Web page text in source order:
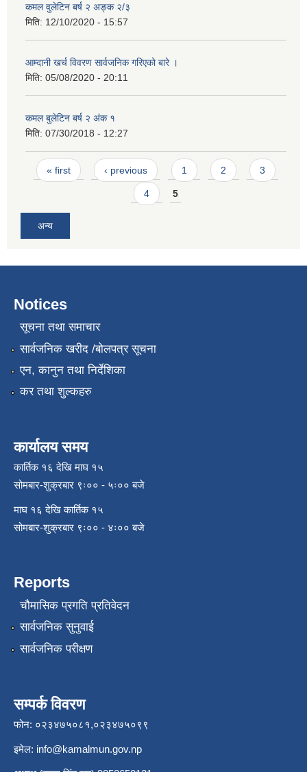
कमल वुलेटिन बर्ष २ अङ्क २/३
मिति: 12/10/2020 - 15:57
आम्दानी खर्च विवरण सार्वजनिक गरिएको बारे ।
मिति: 05/08/2020 - 20:11
कमल बुलेटिन बर्ष २ अंक १
मिति: 07/30/2018 - 12:27
Pages
« first ‹ previous 1 2 3
4 5
अन्य
Notices
सूचना तथा समाचार
सार्वजनिक खरीद /बोलपत्र सूचना
एन, कानुन तथा निर्देशिका
कर तथा शुल्कहरु
कार्यालय समय
कार्तिक १६ देखि माघ १५
सोमबार-शुक्रबार ९ः०० - ५ः०० बजे
माघ १६ देखि कार्तिक १५
सोमबार-शुक्रबार ९ः०० - ४ः०० बजे
Reports
चौमासिक प्रगति प्रतिवेदन
सार्वजनिक सुनुवाई
सार्वजनिक परीक्षण
सम्पर्क विवरण
फोन: ०२३४७५०८१,०२३४७५०९९
इमेल: info@kamalmun.gov.np